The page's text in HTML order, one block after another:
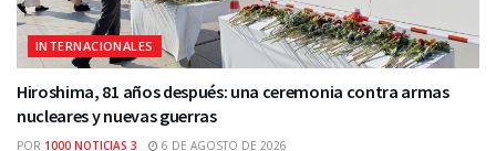
INTERNACIONALES
Hiroshima, 81 años después: una ceremonia contra armas
nucleares y nuevas guerras
POR 1000 NOTICIAS 3 6 DE AGOSTO DE 2026